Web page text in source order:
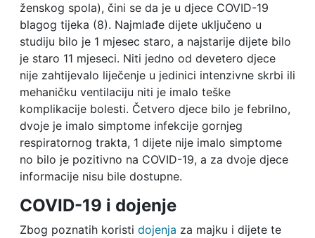
ženskog spola), čini se da je u djece COVID-19
blagog tijeka (8). Najmlađe dijete uključeno u
studiju bilo je 1 mjesec staro, a najstarije dijete bilo
je staro 11 mjeseci. Niti jedno od devetero djece
nije zahtijevalo liječenje u jedinici intenzivne skrbi ili
mehaničku ventilaciju niti je imalo teške
komplikacije bolesti. Četvero djece bilo je febrilno,
dvoje je imalo simptome infekcije gornjeg
respiratornog trakta, 1 dijete nije imalo simptome
no bilo je pozitivno na COVID-19, a za dvoje djece
informacije nisu bile dostupne.
COVID-19 i dojenje
Zbog poznatih koristi dojenja za majku i dijete te